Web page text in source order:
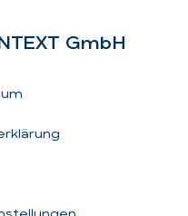
GmbH